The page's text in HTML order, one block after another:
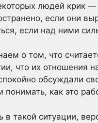
людей крик —
если они
если над ними
о том, что
что их отношения
обсуждали
понимать, как это
в такой ситуации,